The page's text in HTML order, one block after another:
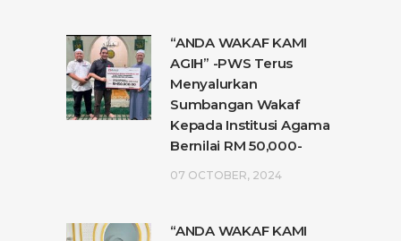
“ANDA WAKAF KAMI
AGIH” -PWS Terus
Menyalurkan
Sumbangan Wakaf
Kepada Institusi Agama
Bernilai RM 50,000-
07 OCTOBER, 2024
“ANDA WAKAF KAMI